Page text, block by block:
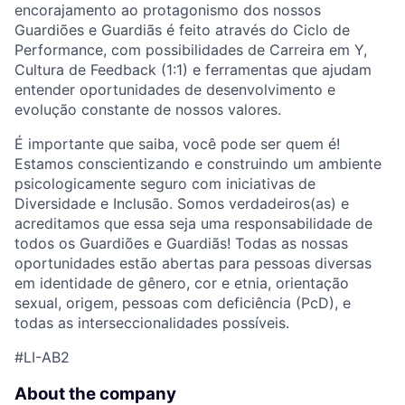
encorajamento ao protagonismo dos nossos
Guardiões e Guardiãs é feito através do Ciclo de
Performance, com possibilidades de Carreira em Y,
Cultura de Feedback (1:1) e ferramentas que ajudam
entender oportunidades de desenvolvimento e
evolução constante de nossos valores.
É importante que saiba, você pode ser quem é!
Estamos conscientizando e construindo um ambiente
psicologicamente seguro com iniciativas de
Diversidade e Inclusão. Somos verdadeiros(as) e
acreditamos que essa seja uma responsabilidade de
todos os Guardiões e Guardiãs! Todas as nossas
oportunidades estão abertas para pessoas diversas
em identidade de gênero, cor e etnia, orientação
sexual, origem, pessoas com deficiência (PcD), e
todas as interseccionalidades possíveis.
#LI-AB2
About the company